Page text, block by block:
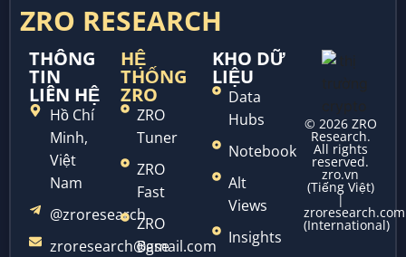
ZRO RESEARCH
THÔNG
TIN
LIÊN HỆ
Hồ Chí
Minh,
Việt
Nam
@zroresearch
zroresearch@gmail.com
HỆ
THỐNG
ZRO
ZRO
Tuner
ZRO
Fast
ZRO
Base
KHO DỮ
LIỆU
Data
Hubs
Notebook
Alt
Views
Insights
© 2026 ZRO
Research.
All rights
reserved.
zro.vn
(Tiếng Việt)
|
zroresearch.com
(International)